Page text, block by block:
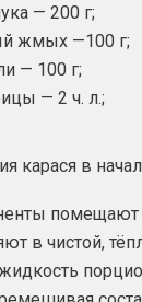
— 200 г;
жмых —100 г;
— 100 г;
— 2 ч. л.;
карася в
помещают
в чистой,